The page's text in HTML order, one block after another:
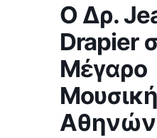
Ο Δρ.
Drapier
Μέγαρο
Αθηνών